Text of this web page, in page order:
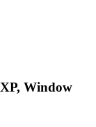
Window